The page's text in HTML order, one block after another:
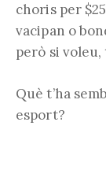
choris per
vacipan o
però si
Què t’ha
esport?